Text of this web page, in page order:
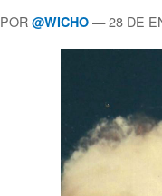
POR @WICHO — 28 DE